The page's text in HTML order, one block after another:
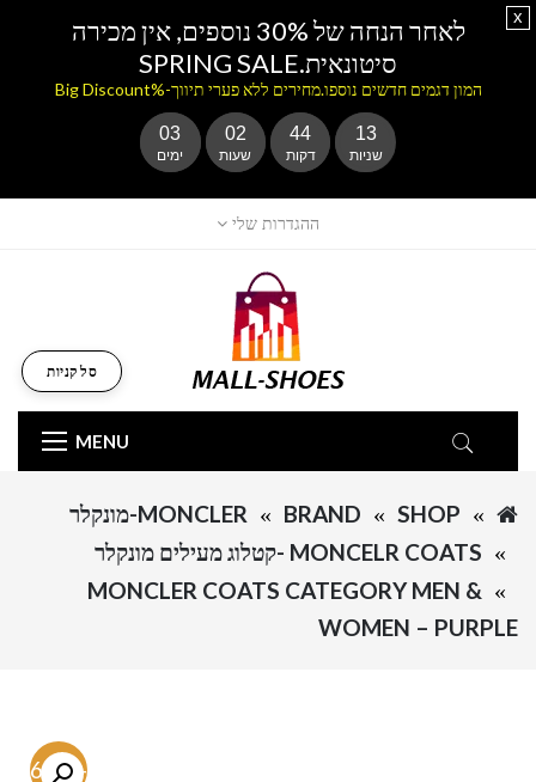
ההגדרות שלי
MENU
סל קניות
SHOP
BRAND
MONCLER-מונקלר
MONCELR COATS -קטלוג מעילים מונקלר
MONCLER COATS CATEGORY MEN &
WOMEN – PURPLE
-76.5%
לאחר הנחה של 30% נוספים, אין מכירה
סיטונאית.SPRING SALE
המון דגמים חדשים נוספו.מחירים ללא פערי תיווך-%Big Discount
03
ימים
02
שעות
44
דקות
13
שניות
x